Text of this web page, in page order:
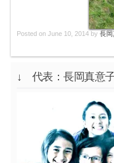
Posted on June 10, 2014 by 長岡
↓ 代表：長岡真意